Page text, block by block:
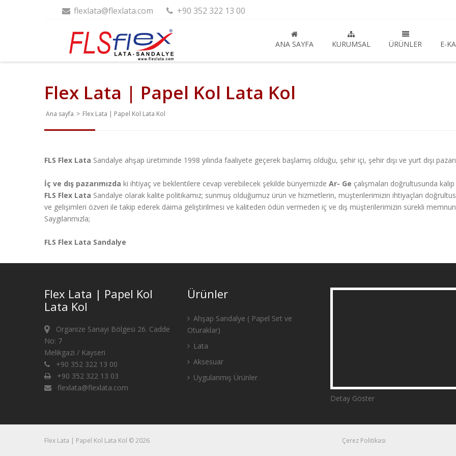
flexlata@flexlata.com +90 352 322 13 00
ANA SAYFA KURUMSAL ÜRÜNLER E-
Flex Lata | Papel Kol Lata Kol
Ana sayfa > Flex Lata | Papel Kol Lata Kol
FLS Flex Lata Sandalye ahşap üretiminde 1998 yılında faaliyete geçerek başlamış olduğu, şehir içi, şehir dışı ve yurt dışı
İç ve dış pazarımızda ki ihtiyaç ve beklentilere cevap verebilecek şekilde bünyemizde Ar- Ge çalışmaları doğrultusunda
FLS Flex Lata Sandalye olarak kalite politikamız; sunmuş olduğumuz ürün ve hizmetlerin, müşterilerimizin ihtiyaçları
ve gelişimleri özveri ile takip ederek daima geliştirilmesi ve kaliteden ödün vermeden iç ve dış müşterilerimizin sürekli
Saygılarımızla;
FLS Flex Lata Sandalye
Flex Lata | Papel Kol
Lata Kol
Organize Sanayi Bölgesi 26. Cadde
No: 7
Melikgazi / Kayseri
+90 352 322 13 00
+90 352 322 13 03
flexlata@flexlata.com
Ürünler
Ahşap Sandalye ( Papel Sırt ve
Oturaklar)
Lata
Aksesuar
Uygulanmış Ürünler
Detay Göster
Flex Lata | Papel Kol Lata Kol © 2026 Çerez Politikası